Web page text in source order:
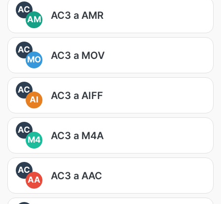
AC
AM
AC3 a AMR
AC
MO
AC3 a MOV
AC
AI
AC3 a AIFF
AC
M4
AC3 a M4A
AC
AA
AC3 a AAC